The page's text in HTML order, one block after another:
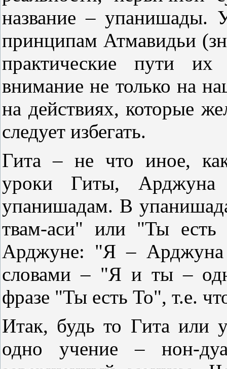
название – упанишады.
принципам Атмавидьи
практические пути
внимание не только на
на действиях, которые
следует избегать.
Гита – не что иное,
уроки Гиты, Арджуна
упанишадам. В
твам-аси" или "Ты
Арджуне: "Я – Арджуна
словами – "Я и ты –
фразе "Ты есть То", т.е.
Итак, будь то Гита или
одно учение – нон-